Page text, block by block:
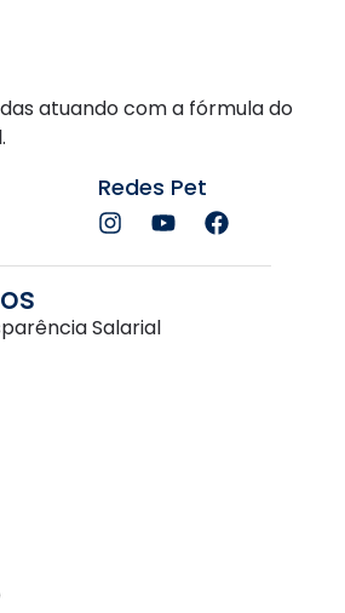
atuando com a fórmula do
Redes Pet
Salarial